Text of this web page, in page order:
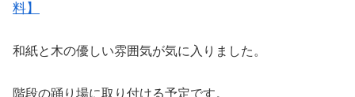
料】
和紙と木の優しい雰囲気が気に入りました。
階段の踊り場に取り付ける予定です。